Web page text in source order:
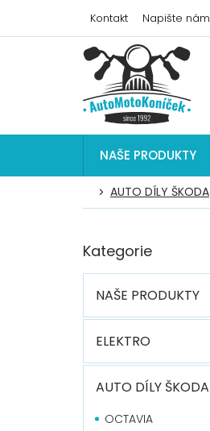
obsah
Kontakt Napište nám
NAŠE PRODUKTY
AUTO DÍLY ŠKODA
o
s
a
n
Přeskočit
kategorie
Kategorie
NAŠE PRODUKTY
ELEKTRO
AUTO DÍLY ŠKODA
OCTAVIA